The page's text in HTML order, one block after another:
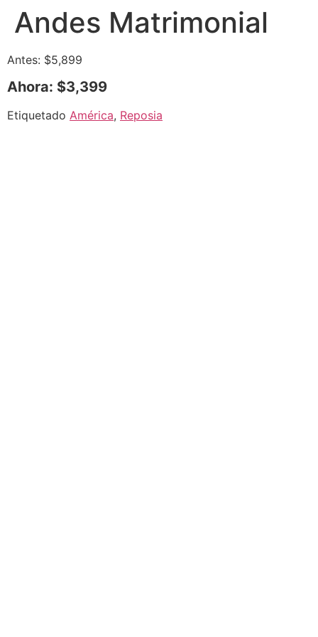
Andes Matrimonial
Antes: $5,899
Ahora: $3,399
Etiquetado América, Reposia